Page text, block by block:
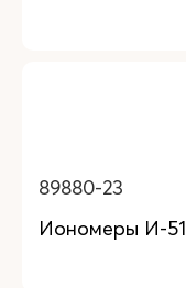
89880-23
Иономеры И-